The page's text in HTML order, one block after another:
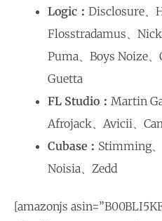
Logic： Disclosure、
Flosstradamus、
Puma、Boys Noize
Guetta
FL Studio： Martin
Afrojack、Avicii、
Cubase： Stimming、
Noisia、Zedd
[amazonjs